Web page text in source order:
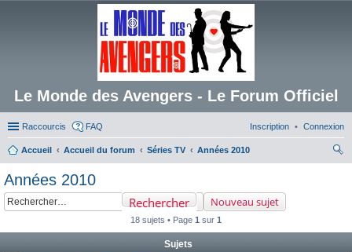
Le Monde des Avengers - Le Forum Officiel
Raccourcis FAQ Connexion
Inscription
Accueil Accueil du forum Séries TV
Années 2010
Années 2010
Nouveau sujet
Rechercher
18 sujets • Page 1 sur 1
Sujets